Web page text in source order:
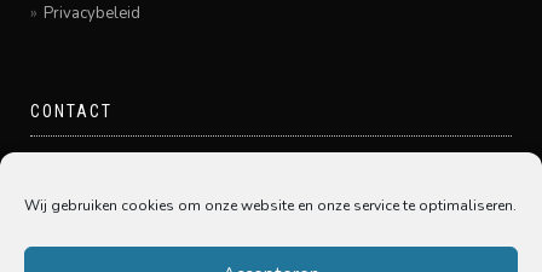
Wij gebruiken cookies om onze website en onze service te optimaliseren.
Privacybeleid
CONTACT
Grote Spuistraat 20
078-6450005